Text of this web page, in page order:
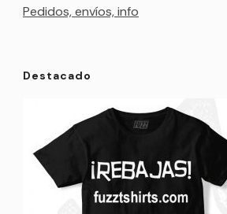
Pedidos, envíos, info
Destacado